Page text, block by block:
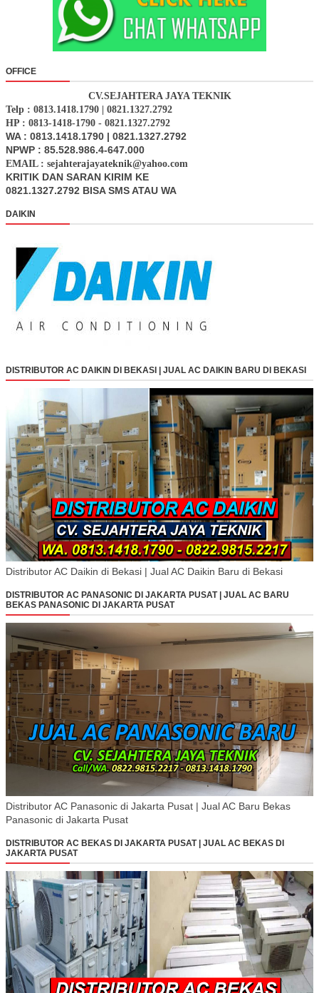
OFFICE
CV.SEJAHTERA JAYA TEKNIK
Telp : 0813.1418.1790 | 0821.1327.2792
HP : 0813-1418-1790 - 0821.1327.2792
WA : 0813.1418.1790 | 0821.1327.2792
NPWP : 85.528.986.4-647.000
EMAIL : sejahterajayateknik@yahoo.com
KRITIK DAN SARAN KIRIM KE
0821.1327.2792 BISA SMS ATAU WA
DAIKIN
DISTRIBUTOR AC DAIKIN DI BEKASI | JUAL AC DAIKIN BARU DI BEKASI
Distributor AC Daikin di Bekasi | Jual AC Daikin Baru di Bekasi
DISTRIBUTOR AC PANASONIC DI JAKARTA PUSAT | JUAL AC BARU
BEKAS PANASONIC DI JAKARTA PUSAT
Distributor AC Panasonic di Jakarta Pusat | Jual AC Baru Bekas
Panasonic di Jakarta Pusat
DISTRIBUTOR AC BEKAS DI JAKARTA PUSAT | JUAL AC BEKAS DI
JAKARTA PUSAT